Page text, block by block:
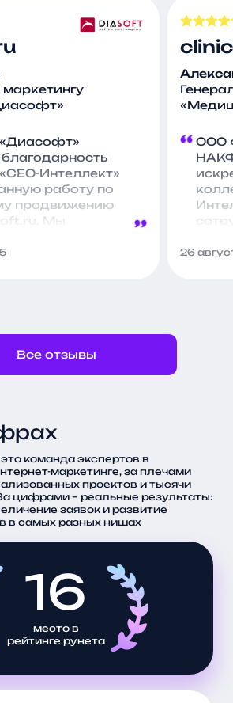
Все отзывы
Интеллект»
работу по
продвижению
Мы
ряду ключевых
продуктивное
ООО
26
команда экспертов в
маркетинге, за плечами
проектов и тысячи
цифрами – реальные результаты:
заявок и развитие
в самых разных нишах
16
место в
рейтинге рунета